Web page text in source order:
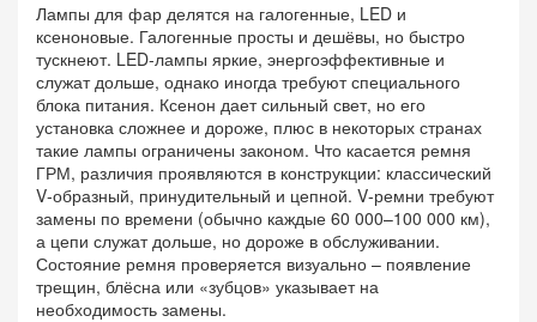
Лампы для фар делятся на галогенные, LED и
ксеноновые. Галогенные просты и дешёвы, но быстро
тускнеют. LED‑лампы яркие, энергоэффективные и
служат дольше, однако иногда требуют специального
блока питания. Ксенон дает сильный свет, но его
установка сложнее и дороже, плюс в некоторых странах
такие лампы ограничены законом. Что касается ремня
ГРМ, различия проявляются в конструкции: классический
V‑образный, принудительный и цепной. V‑ремни требуют
замены по времени (обычно каждые 60 000–100 000 км),
а цепи служат дольше, но дороже в обслуживании.
Состояние ремня проверяется визуально – появление
трещин, блёсна или «зубцов» указывает на
необходимость замены.